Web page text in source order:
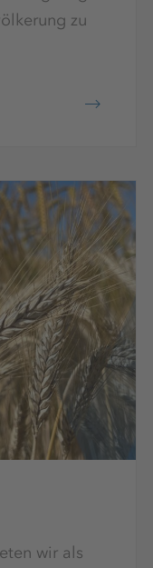
zu
wir als